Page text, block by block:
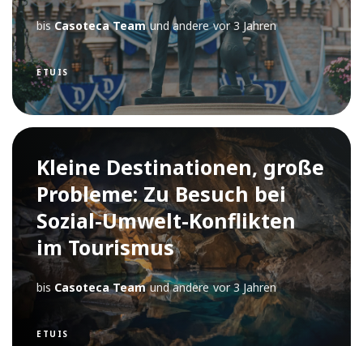
bisCasoteca Team und andere vor 3 Jahren
ETUIS
Kleine Destinationen, große
Probleme: Zu Besuch bei
Sozial-Umwelt-Konflikten
im Tourismus
bis Casoteca Team und andere vor 3 Jahren
ETUIS